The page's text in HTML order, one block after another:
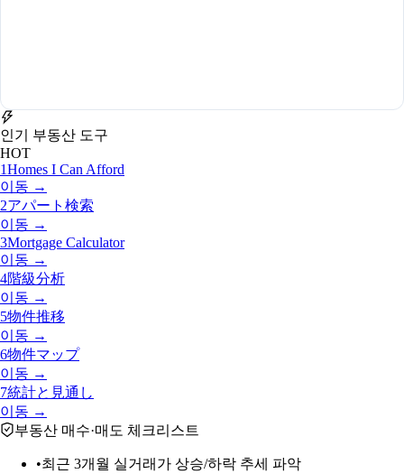
인기 부동산 도구
HOT
1Homes I Can Afford
이동 →
2アパート検索
이동 →
3Mortgage Calculator
이동 →
4階級分析
이동 →
5物件推移
이동 →
6物件マップ
이동 →
7統計と見通し
이동 →
부동산 매수·매도 체크리스트
•최근 3개월 실거래가 상승/하락 추세 파악